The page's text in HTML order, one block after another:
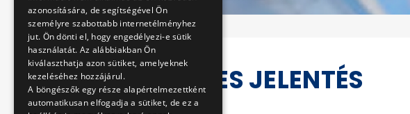
2006. ÉVES JELENTÉS
azonosítására, de segítségével Ön
személyre szabottabb internetélményhez
jut. Ön dönti el, hogy engedélyezi-e sütik
használatát. Az alábbiakban Ön
kiválaszthatja azon sütiket, amelyeknek
kezeléséhez hozzájárul.
A böngészők egy része alapértelmezettként
automatikusan elfogadja a sütiket, de ez a